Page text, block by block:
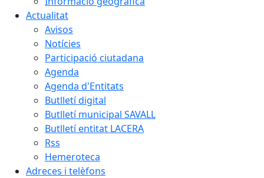
Actualitat
Avisos
Notícies
Participació ciutadana
Agenda
Agenda d'Entitats
Butlletí digital
Butlletí municipal SAVALL
Butlletí entitat LACERA
Rss
Hemeroteca
Adreces i telèfons